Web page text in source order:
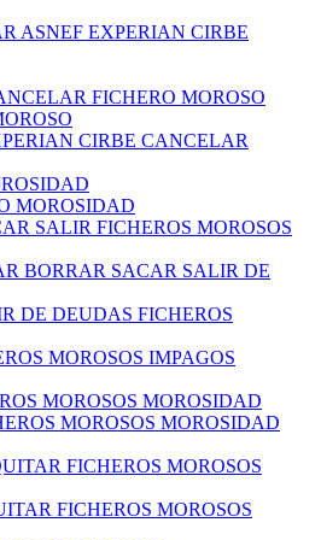
ASNEF EXPERIAN CIRBE
FICHERO MOROSO
CIRBE CANCELAR
MOROSIDAD
SALIR FICHEROS MOROSOS
BORRAR SACAR SALIR DE
DE DEUDAS FICHEROS
MOROSOS IMPAGOS
MOROSOS MOROSIDAD
MOROSOS MOROSIDAD
FICHEROS MOROSOS
FICHEROS MOROSOS